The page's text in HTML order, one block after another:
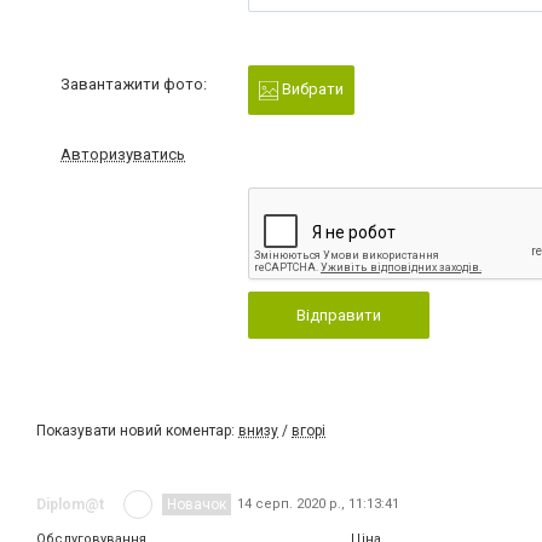
Завантажити фото: Вибрати
Авторизуватись
Відправити
Показувати новий коментар: внизу / вгорі
Diplom@t Новачок 14 серп. 2020 р., 11:13:41
Обслуговування Ціна